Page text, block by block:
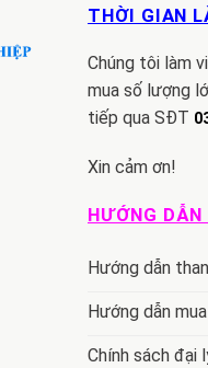
THỜI GIAN
Chúng tôi làm
mua số lượng
tiếp qua SĐT
Xin cảm ơn!
HƯỚNG DẪN
Hướng dẫn
Hướng dẫn
Chính sách đại